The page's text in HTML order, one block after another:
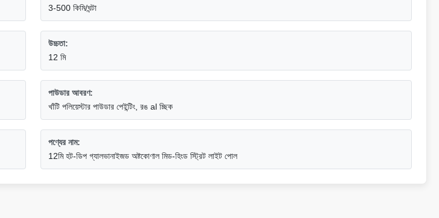
3-500 কিমি/ঘন্টা
উচ্চতা:
12 মি
পাউডার আবরণ:
খাঁটি পলিয়েস্টার পাউডার পেইন্টিং, রঙ al চ্ছিক
পণ্যের নাম:
12মি হট-ডিপ গ্যালভানাইজড অষ্টকোণাল মিড-হিংড স্ট্রিট লাইট পোল